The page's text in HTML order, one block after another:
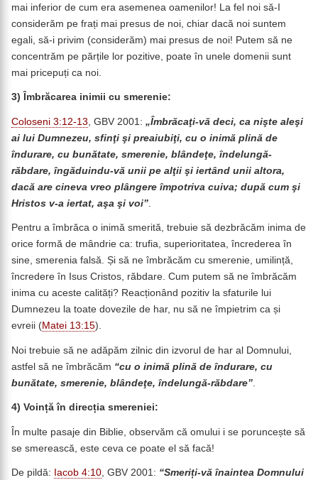
mai inferior de cum era asemenea oamenilor! La fel noi să-I
considerăm pe frați mai presus de noi, chiar dacă noi suntem
egali, să-i privim (considerăm) mai presus de noi! Putem să ne
concentrăm pe părțile lor pozitive, poate în unele domenii sunt
mai pricepuți ca noi.
3) Îmbrăcarea inimii cu smerenie:
Coloseni 3:12-13 , GBV 2001: „Îmbrăcaţi-vă deci, ca nişte aleşi
ai lui Dumnezeu, sfinţi şi preaiubiţi, cu o inimă plină de
îndurare, cu bunătate, smerenie, blândeţe, îndelungă-
răbdare, îngăduindu-vă unii pe alţii şi iertând unii altora,
dacă are cineva vreo plângere împotriva cuiva; după cum şi
Hristos v-a iertat, aşa şi voi”
Pentru a îmbrăca o inimă smerită, trebuie să dezbrăcăm inima de
orice formă de mândrie ca: trufia, superioritatea, încrederea în
sine, smerenia falsă. Și să ne îmbrăcăm cu smerenie, umilință,
încredere în Isus Cristos, răbdare. Cum putem să ne îmbrăcăm
inima cu aceste calități? Reacționând pozitiv la sfaturile lui
Dumnezeu la toate dovezile de har, nu să ne împietrim ca și
evreii (Matei 13:15).
Noi trebuie să ne adăpăm zilnic din izvorul de har al Domnului,
astfel să ne îmbrăcăm “cu o inimă plină de îndurare, cu
bunătate, smerenie, blândeţe, îndelungă-răbdare”
4) Voință în direcția smereniei:
În multe pasaje din Biblie, observăm că omului i se poruncește să
se smerească, este ceva ce poate el să facă!
De pildă: Iacob 4:10, GBV 2001: “Smeriți-vă înaintea Domnului